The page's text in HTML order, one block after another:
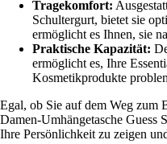
Tragekomfort:
Schultergurt, bietet sie
ermöglicht es Ihnen, sie
Praktische Kapazität:
ermöglicht es, Ihre
Kosmetikprodukte
Egal, ob Sie auf dem Weg zum
Damen-Umhängetasche Guess
Ihre Persönlichkeit zu zeigen